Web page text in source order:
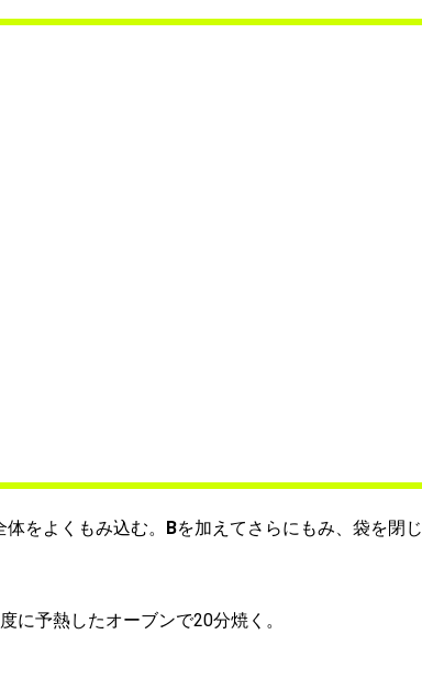
をよくもみ込む。 Bを加えてさらにもみ、袋を閉じ
に予熱したオーブンで20分焼く。